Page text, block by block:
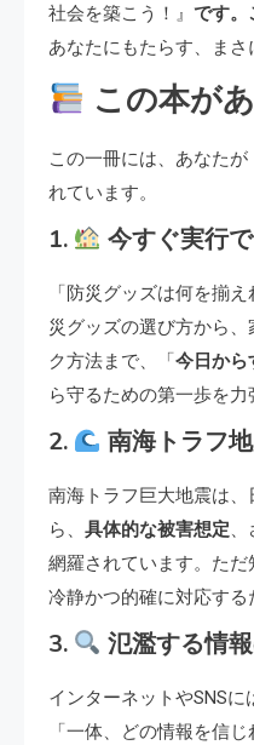
社会を築こう！』 です。
あなたにもたらす、まさ
この本が
この一冊には、あなた
れています。
1. 今すぐ実行
「防災グッズは何を揃
災グッズの選び方から
ク方法まで、「 今日から
ら守るための第一歩を力
2. 南海トラフ
南海トラフ巨大地震は
ら、 具体的な被害想定、
網羅されています。ただ
冷静かつ的確に対応する
3. 氾濫する情
インターネットやSNS
「一体、どの情報を信